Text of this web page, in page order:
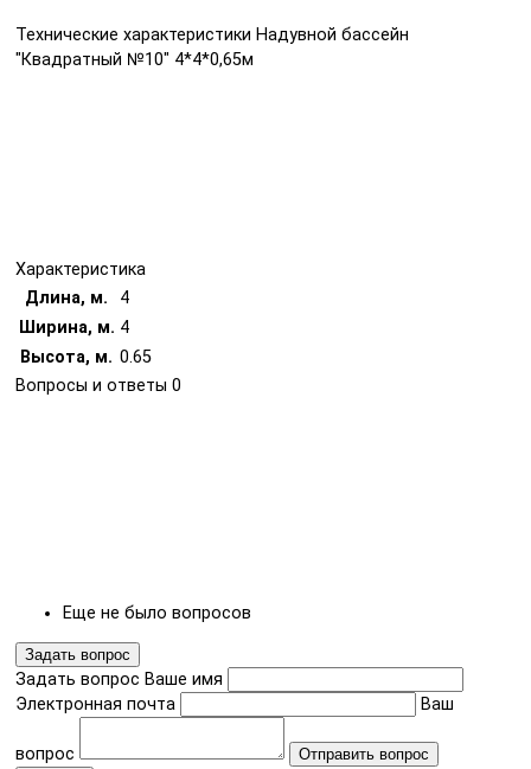
Технические характеристики Надувной бассейн
"Квадратный №10" 4*4*0,65м
Характеристика
Длина, м.
4
Ширина, м. 4
Высота, м. 0.65
Вопросы и ответы 0
Еще не было вопросов
Задать вопрос
Задать вопрос Ваше имя
Электронная почта
Ваш
вопрос
Отправить вопрос